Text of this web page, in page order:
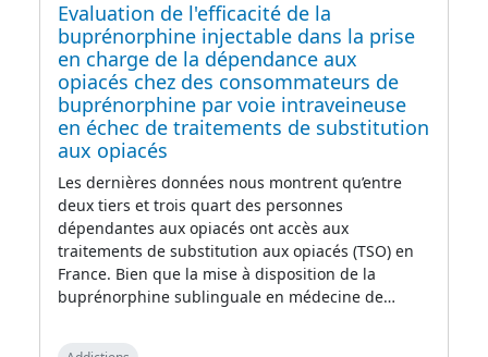
Evaluation de l'efficacité de la
buprénorphine injectable dans la prise
en charge de la dépendance aux
opiacés chez des consommateurs de
buprénorphine par voie intraveineuse
en échec de traitements de substitution
aux opiacés
Les dernières données nous montrent qu’entre
deux tiers et trois quart des personnes
dépendantes aux opiacés ont accès aux
traitements de substitution aux opiacés (TSO) en
France. Bien que la mise à disposition de la
buprénorphine sublinguale en médecine de…